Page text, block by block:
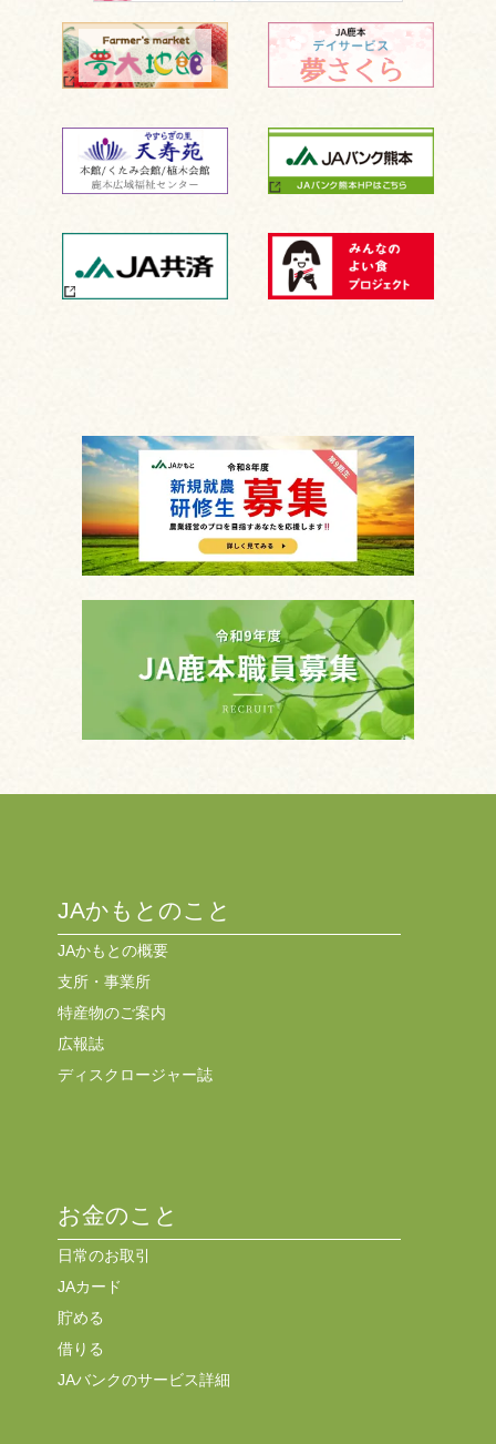
JAかもとのこと
JAかもとの概要
支所・事業所
特産物のご案内
広報誌
ディスクロージャー誌
お金のこと
日常のお取引
JAカード
貯める
借りる
JAバンクのサービス詳細